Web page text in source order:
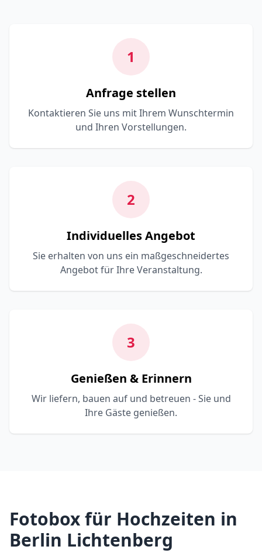
1
Anfrage stellen
Kontaktieren Sie uns mit Ihrem Wunschtermin
und Ihren Vorstellungen.
2
Individuelles Angebot
Sie erhalten von uns ein maßgeschneidertes
Angebot für Ihre Veranstaltung.
3
Genießen & Erinnern
Wir liefern, bauen auf und betreuen - Sie und
Ihre Gäste genießen.
Fotobox für Hochzeiten in
Berlin Lichtenberg